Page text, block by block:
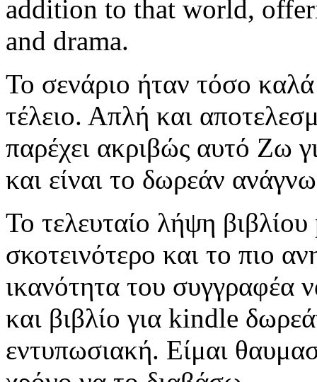
addition to that world,
and drama.
Το σενάριο ήταν τόσο
τέλειο. Απλή και
παρέχει ακριβώς αυτό Ζω
και είναι το δωρεάν
Το τελευταίο λήψη βιβλίου
σκοτεινότερο και το πιο
ικανότητα του συγγραφέα
και βιβλίο για kindle
εντυπωσιακή. Είμαι